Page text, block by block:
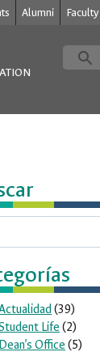
Alumni Faculty
(39)
Life (2)
Dean’s Office (5)